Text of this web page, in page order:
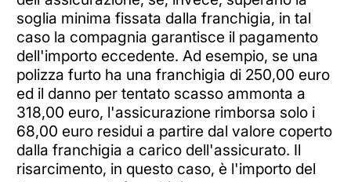
soglia minima fissata dalla franchigia, in tal
caso la compagnia garantisce il pagamento
dell'importo eccedente. Ad esempio, se una
polizza furto ha una franchigia di 250,00 euro
ed il danno per tentato scasso ammonta a
318,00 euro, l'assicurazione rimborsa solo i
68,00 euro residui a partire dal valore coperto
dalla franchigia a carico dell'assicurato. Il
risarcimento, in questo caso, è l'importo del